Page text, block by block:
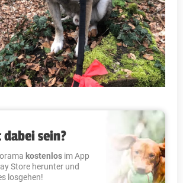
sein?
kostenlos im App
Store herunter und
losgehen!